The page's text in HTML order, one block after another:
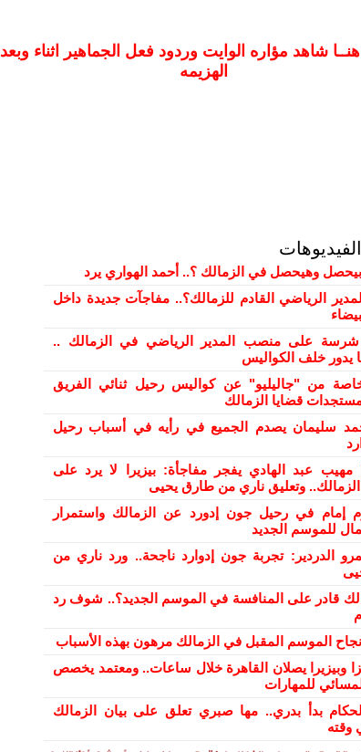
شاهد مؤاره الوايت وردود فعل الجماهير اثناء وبعد
الهزيمه
بيحصل وهيحصل في الزمالك ؟.. أحمد الهواري يرد
الرياضي القادم للزمالك؟.. مفاجآت جديدة داخل
شرسة على منصب المدير الرياضي في الزمالك ..
يدور خلف الكواليس
من "جاليليو" عن كواليس رحيل ثنائي الفريق
مستجدات قضايا الزمالك
سليمان يصدم الجميع في رأيه في أسباب رحيل
| مهيب عبد الهادي يفجر مفاجأة: بيزيرا لا يرد على
الزمالك.. وتعليق ناري من طارق يحيى
إمام في رحيل جون إدورد عن الزمالك واستمرار
للموسم الجديد
الدردير: تجربة جون إدوارد ناجحة.. ورد ناري من
قادر على المنافسة في الموسم الجديد؟.. شوف رد
نجاح الموسم المقبل في الزمالك مرهون بهذه الأسباب
وبيزيرا يصلان القاهرة خلال ساعات.. ومعتمد يخصص
للمهارات
بدأ بدري.. مها صبري تعلق على بيان الزمالك
وقته